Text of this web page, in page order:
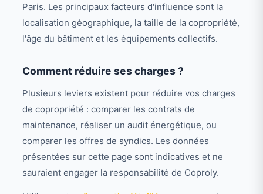
Paris. Les principaux facteurs d'influence sont la
localisation géographique, la taille de la copropriété,
l'âge du bâtiment et les équipements collectifs.
Comment réduire ses charges ?
Plusieurs leviers existent pour réduire vos charges
de copropriété : comparer les contrats de
maintenance, réaliser un audit énergétique, ou
comparer les offres de syndics. Les données
présentées sur cette page sont indicatives et ne
sauraient engager la responsabilité de Coproly.